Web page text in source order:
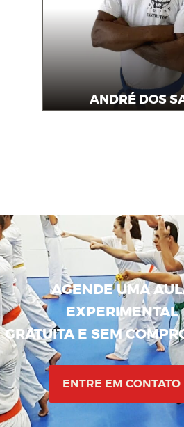
ANDRÉ DOS
Instrutor
AGENDE UMA
EXPERIMENTAL
GRATUITA E SEM
ENTRE EM CONTATO